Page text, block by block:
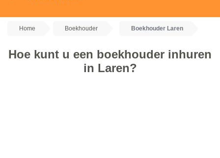
Home Boekhouder Boekhouder Laren
Hoe kunt u een boekhouder inhuren
in Laren?